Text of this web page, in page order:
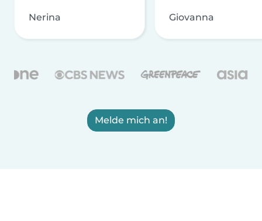
Nerina Giovanna
Melde mich an!